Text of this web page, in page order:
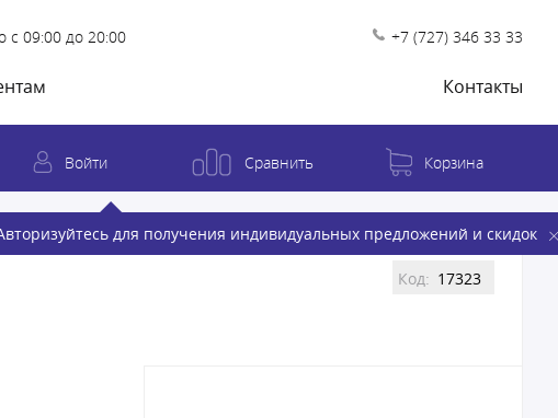
с 09:00 до 20:00 +7 (727) 346 33 33
Контакты
Войти
для получения индивидуальных предложений и скидок
Сравнить Корзина
Код: 17323